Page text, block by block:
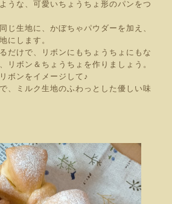
うな、可愛いちょうちょ形のパンをつ
じ生地に、かぼちゃパウダーを加え、
にします。
だけで、リボンにもちょうちょにもな
リボン＆ちょうちょを作りましょう。
ボンをイメージして♪
、ミルク生地のふわっとした優しい味